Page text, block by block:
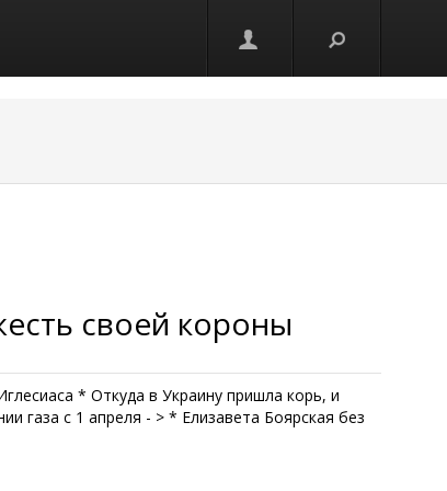
своей короны
* Откуда в Украину пришла корь, и
газа с 1 апреля - > * Елизавета Боярская без